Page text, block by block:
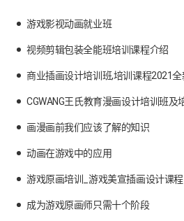
游戏影视动画就业班
视频剪辑包装全能班培训课程介绍
商业插画设计培训班,培训课程2021全
CGWANG王氏教育漫画设计培训班及
画漫画前我们应该了解的知识
动画在游戏中的应用
游戏原画培训_游戏美宣插画设计课程
成为游戏原画师只需十个阶段